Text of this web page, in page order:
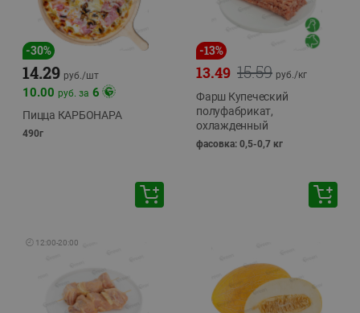
-30%
14.29 руб./шт
10.00 руб. за 6
Пицца КАРБОНАРА
490г
-13%
15.59
13.49 руб./кг
Фарш Купеческий
полуфабрикат,
охлажденный
фасовка: 0,5-0,7 кг
🕘 12:00-20:00